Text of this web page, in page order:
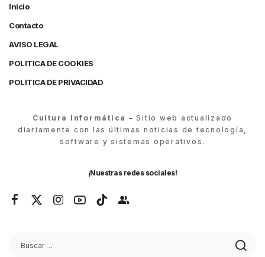
Inicio
Contacto
AVISO LEGAL
POLITICA DE COOKIES
POLITICA DE PRIVACIDAD
Cultura Informática – Sitio web actualizado
diariamente con las últimas noticias de tecnología,
software y sistemas operativos.
¡Nuestras redes sociales!